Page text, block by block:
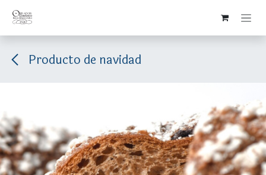
Ir al contenido
Producto de navidad